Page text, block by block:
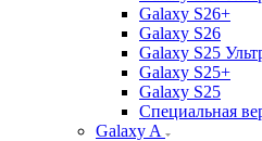
Galaxy S26+
Galaxy S26
Galaxy S25
Galaxy S25+
Galaxy S25
Специальная
Galaxy A